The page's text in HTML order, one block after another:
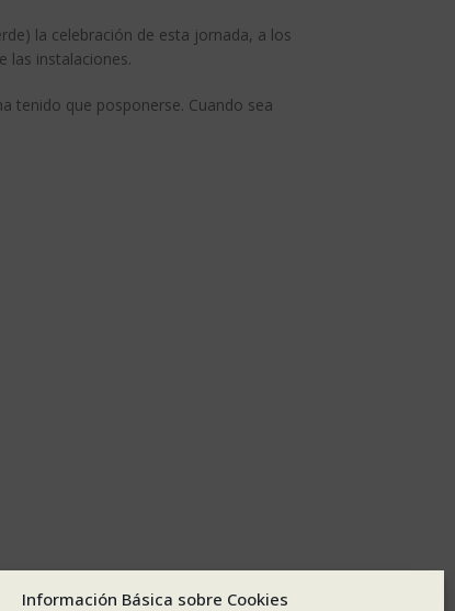
Información Básica sobre Cookies
la celebración de esta jornada, a los
las instalaciones.
tenido que posponerse. Cuando sea